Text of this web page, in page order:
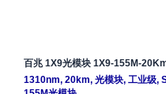
百兆 1X9光模块 1X9-155M-
1310nm, 20km, 光模块, 工业级,